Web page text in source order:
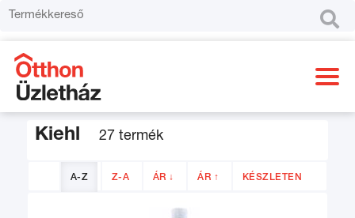

Kiehl 27 termék
A-Z Z-A ÁR ↓ ÁR ↑ KÉSZLETEN